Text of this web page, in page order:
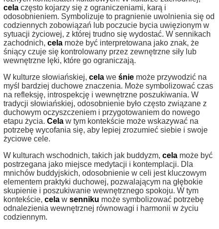
cela często kojarzy się z ograniczeniami, karą i
odosobnieniem. Symbolizuje to pragnienie uwolnienia się od
codziennych zobowiązań lub poczucie bycia uwięzionym w
sytuacji życiowej, z której trudno się wydostać. W sennikach
zachodnich, cela może być interpretowana jako znak, że
śniący czuje się kontrolowany przez zewnętrzne siły lub
wewnętrzne lęki, które go ograniczają.
W kulturze słowiańskiej, cela we śnie może przywodzić na
myśl bardziej duchowe znaczenia. Może symbolizować czas
na refleksję, introspekcję i wewnętrzne poszukiwania. W
tradycji słowiańskiej, odosobnienie było często związane z
duchowym oczyszczeniem i przygotowaniem do nowego
etapu życia. Cela w tym kontekście może wskazywać na
potrzebę wycofania się, aby lepiej zrozumieć siebie i swoje
życiowe cele.
W kulturach wschodnich, takich jak buddyzm, cela może być
postrzegana jako miejsce medytacji i kontemplacji. Dla
mnichów buddyjskich, odosobnienie w celi jest kluczowym
elementem praktyki duchowej, pozwalającym na głębokie
skupienie i poszukiwanie wewnętrznego spokoju. W tym
kontekście, cela w senniku może symbolizować potrzebę
odnalezienia wewnętrznej równowagi i harmonii w życiu
codziennym.